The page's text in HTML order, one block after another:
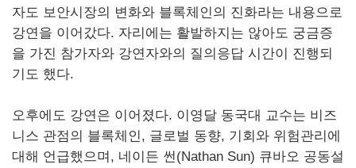
자도 보안시장의 변화와 블록체인의 진화라는 내용으로
강연을 이어갔다. 자리에는 활발하지는 않아도 궁금증
을 가진 참가자와 강연자와의 질의응답 시간이 진행되
기도 했다.
오후에도 강연은 이어졌다. 이영달 동국대 교수는 비즈
니스 관점의 블록체인, 글로벌 동향, 기회와 위험관리에
대해 언급했으며, 네이든 썬(Nathan Sun) 큐바오 공동설